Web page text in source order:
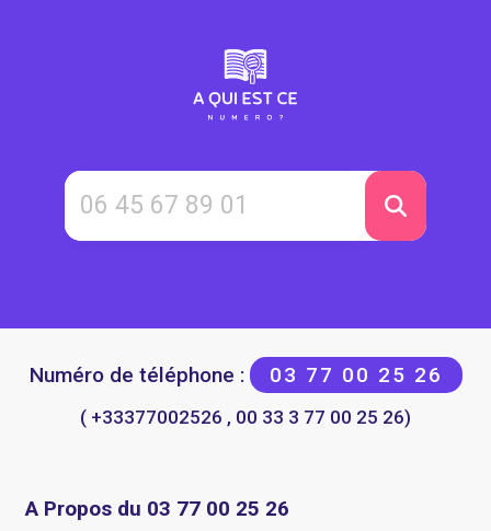
Numéro de téléphone : 03 77 00 25 26
( +33377002526 , 00 33 3 77 00 25 26)
A Propos du 03 77 00 25 26